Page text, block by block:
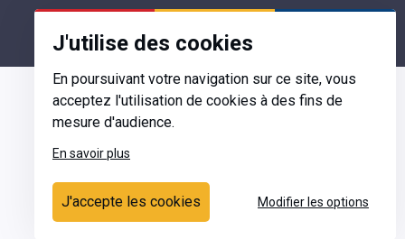
J'utilise des cookies
En poursuivant votre navigation sur ce site, vous
acceptez l'utilisation de cookies à des fins de
mesure d'audience.
En savoir plus
J'accepte les cookies Modifier les options
Ecrivez-nous